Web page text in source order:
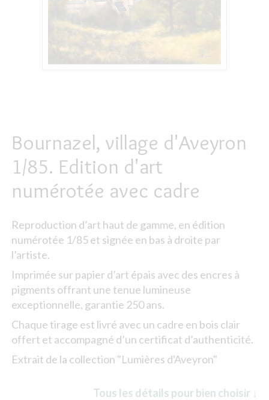
Bournazel, village d'Aveyron
1/85. Edition d'art
numérotée avec cadre
Reproduction d’art haut de gamme, en édition
numérotée 1/85 et signée en bas à droite par
l’artiste.
Imprimée sur papier d’art épais avec des encres à
pigments offrant une tenue lumineuse
exceptionnelle, garantie 250 ans.
Chaque tirage est livré avec un cadre en bois clair
offert et accompagné d’un certificat d’authenticité.
Extrait de la collection "Lumières d'Aveyron"
Tous les détails pour bien choisir ↓